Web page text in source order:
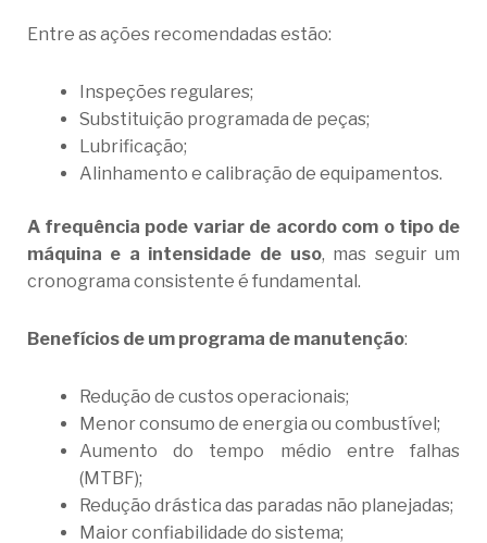
Entre as ações recomendadas estão:
Inspeções regulares;
Substituição programada de peças;
Lubrificação;
Alinhamento e calibração de equipamentos.
A frequência pode variar de acordo com o tipo de
máquina e a intensidade de uso, mas seguir um
cronograma consistente é fundamental.
Benefícios de um programa de manutenção:
Redução de custos operacionais;
Menor consumo de energia ou combustível;
Aumento do tempo médio entre falhas
(MTBF);
Redução drástica das paradas não planejadas;
Maior confiabilidade do sistema;